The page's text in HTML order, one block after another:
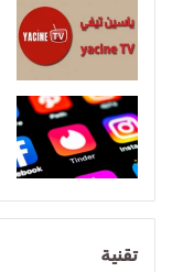
تقنية